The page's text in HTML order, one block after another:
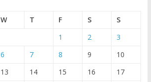
W T F S
S
1
2
3
6 7 8 9
10
13 14 15 16 17